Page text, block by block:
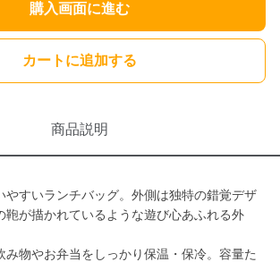
購入画面に進む
カートに追加する
商品説明
やすいランチバッグ。外側は独特の錯覚デザ
鞄が描かれているような遊び心あふれる外
み物やお弁当をしっかり保温・保冷。容量た